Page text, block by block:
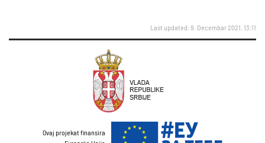
Last updated: 9. Decembar 2021. 13:11
Ovaj projekat finansira